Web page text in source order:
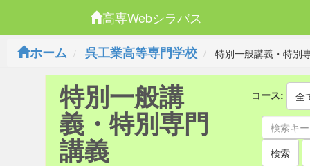
高専Webシラバス
ホーム
呉工業高等専門学校 特別一般講義・特別
特別一般講
義・特別専門
講義
コース: 全
検索